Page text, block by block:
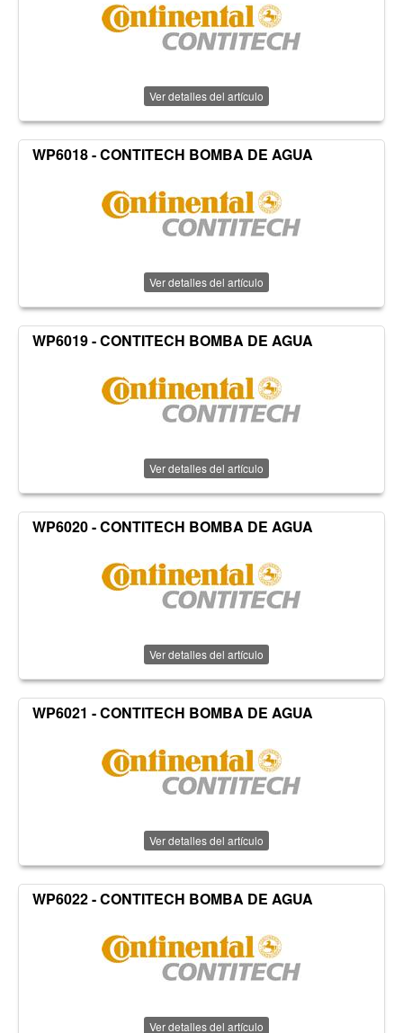
Ver detalles del artículo
WP6018 - CONTITECH BOMBA DE AGUA
Ver detalles del artículo
WP6019 - CONTITECH BOMBA DE AGUA
Ver detalles del artículo
WP6020 - CONTITECH BOMBA DE AGUA
Ver detalles del artículo
WP6021 - CONTITECH BOMBA DE AGUA
Ver detalles del artículo
WP6022 - CONTITECH BOMBA DE AGUA
Ver detalles del artículo